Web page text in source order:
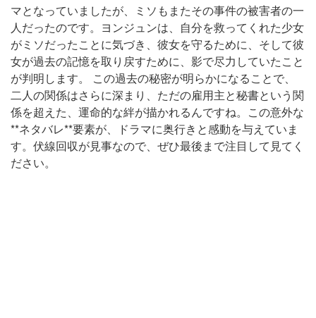
マとなっていましたが、ミソもまたその事件の被害者の一
人だったのです。ヨンジュンは、自分を救ってくれた少女
がミソだったことに気づき、彼女を守るために、そして彼
女が過去の記憶を取り戻すために、影で尽力していたこと
が判明します。 この過去の秘密が明らかになることで、
二人の関係はさらに深まり、ただの雇用主と秘書という関
係を超えた、運命的な絆が描かれるんですね。この意外な
**ネタバレ**要素が、ドラマに奥行きと感動を与えていま
す。伏線回収が見事なので、ぜひ最後まで注目して見てく
ださい。